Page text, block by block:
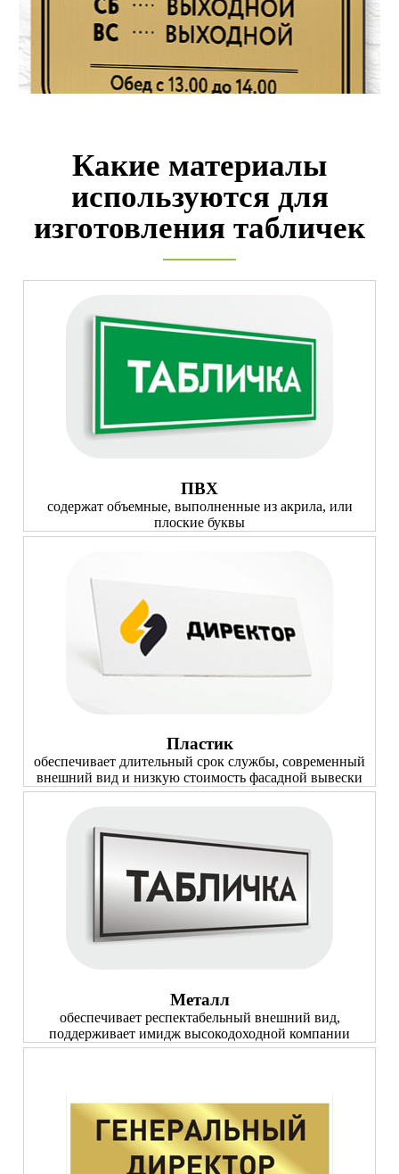
Какие материалы
используются для
изготовления табличек
ПВХ
содержат объемные, выполненные из акрила, или
плоские буквы
Пластик
обеспечивает длительный срок службы, современный
внешний вид и низкую стоимость фасадной вывески
Металл
обеспечивает респектабельный внешний вид,
поддерживает имидж высокодоходной компании